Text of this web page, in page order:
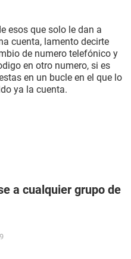
esos que solo le dan a
cuenta, lamento decirte
de numero telefónico y
en otro numero, si es
en un bucle en el que lo
ya la cuenta.
a cualquier grupo de